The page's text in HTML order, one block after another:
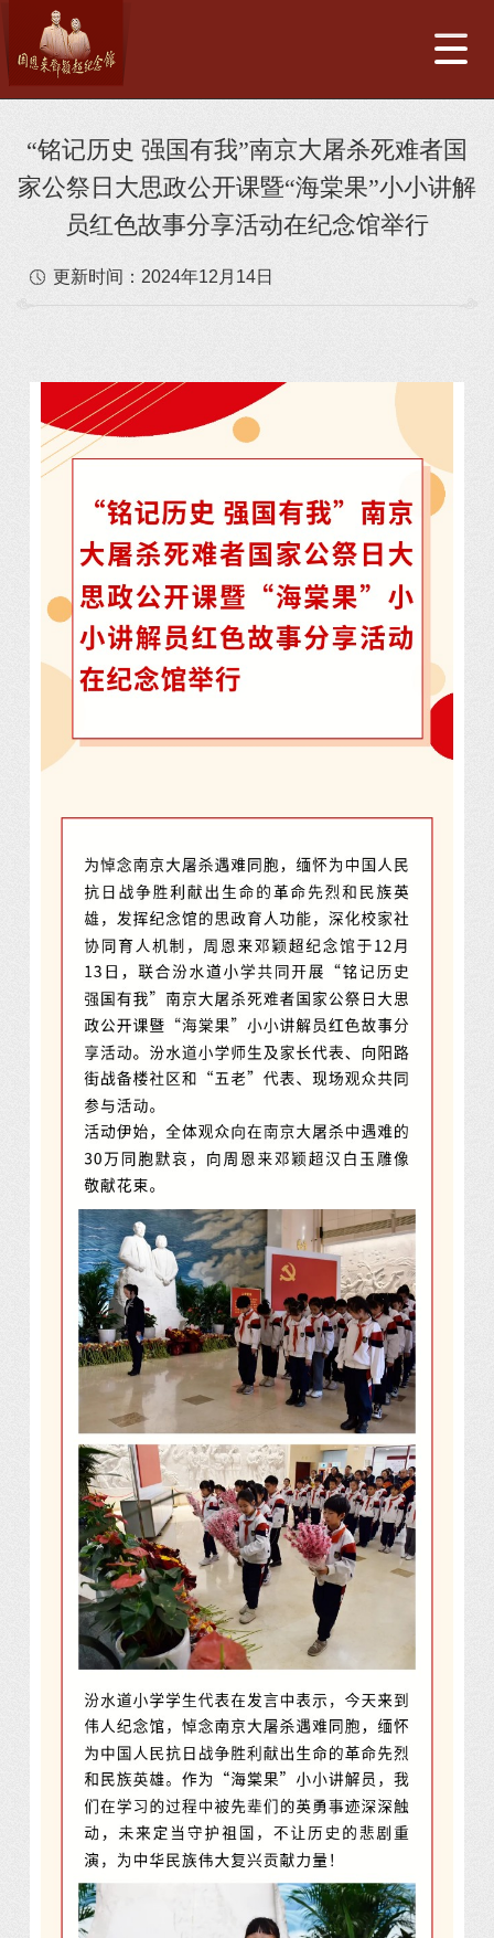
“铭记历史 强国有我”南京大屠杀死难者国
家公祭日大思政公开课暨“海棠果”小小讲解
员红色故事分享活动在纪念馆举行
更新时间： 2024年12月14日